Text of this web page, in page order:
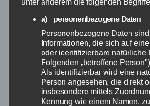
Juli 2026
Juni 2026
Mai 2026
April 2026
unter anderem die folgenden
a) personenbezogene Daten
Personenbezogene Daten
Informationen, die sich auf
oder identifizierbare natürliche
Folgenden „betroffene
Als identifizierbar wird eine
Person angesehen, die direkt
insbesondere mittels
Kennung wie einem Namen,